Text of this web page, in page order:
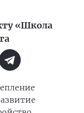
«Школа